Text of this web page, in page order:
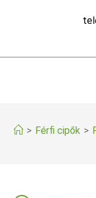
> Férfi cipők >